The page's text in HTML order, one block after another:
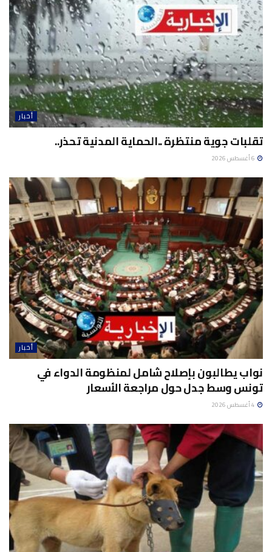
أخبار
تقلبات جوية منتظرة ..الحماية المدنية تحذر..
أخبار
نواب يطالبون بإصلاح شامل لمنظومة الدواء في
تونس وسط جدل حول مراجعة الأسعار